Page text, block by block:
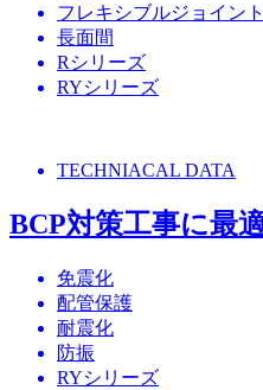
フレキシブルジョイント
長面間
Rシリーズ
RYシリーズ
TECHNIACAL DATA
BCP対策工事に最
免震化
配管保護
耐震化
防振
RYシリーズ